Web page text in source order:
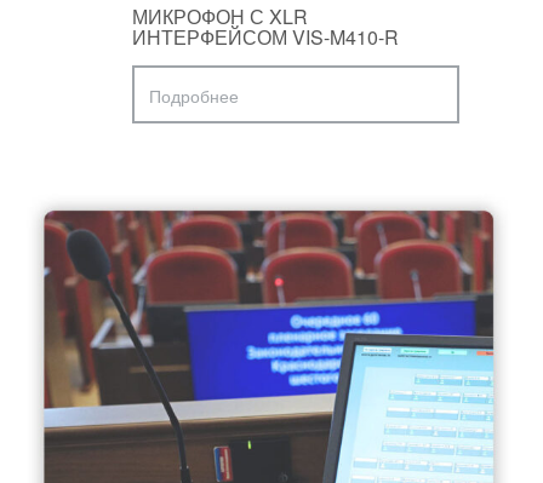
МИКРОФОН С XLR
ИНТЕРФЕЙСОМ VIS-M410-R
Подробнее